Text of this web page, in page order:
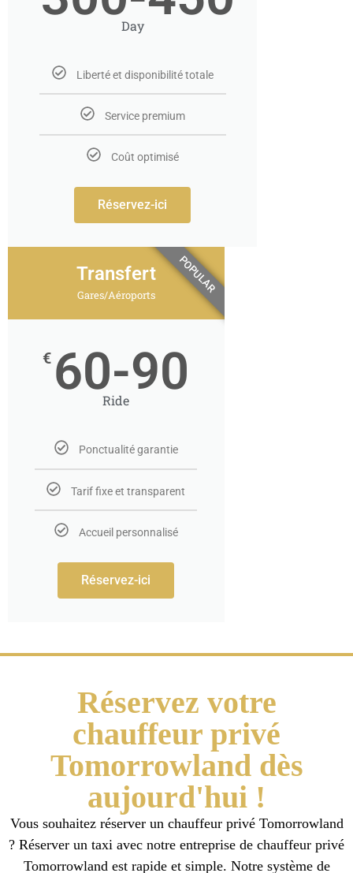
Day
Liberté et disponibilité totale
Service premium
Coût optimisé
Réservez-ici
Transfert
Gares/Aéroports
€ 60-90
Ride
Ponctualité garantie
Tarif fixe et transparent
Accueil personnalisé
Réservez-ici
POPULAR
Réservez votre
chauffeur privé
Tomorrowland dès
aujourd'hui !
Vous souhaitez réserver un chauffeur privé Tomorrowland
? Réserver un taxi avec notre entreprise de chauffeur privé
Tomorrowland est rapide et simple. Notre système de